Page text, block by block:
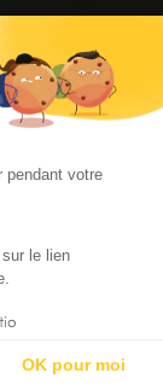
pendant votre
le lien
OK pour moi